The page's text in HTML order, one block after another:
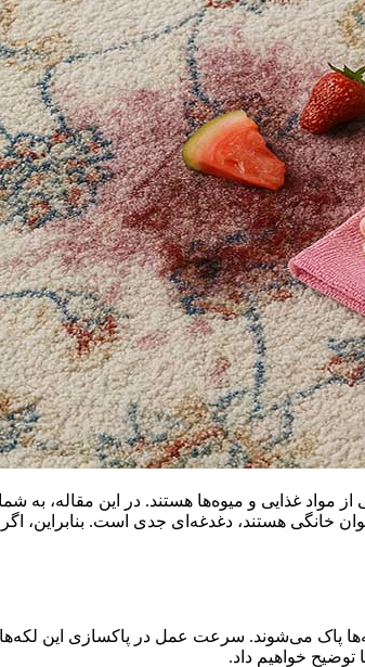
67% لکه‌های رایج روی فرش‌ها ناشی از مواد غذایی و میوه‌ها
خانگی هستند، دغدغه‌ای جدی است. بنابراین،
پاک می‌شوند. سرعت عمل در پاکسازی این